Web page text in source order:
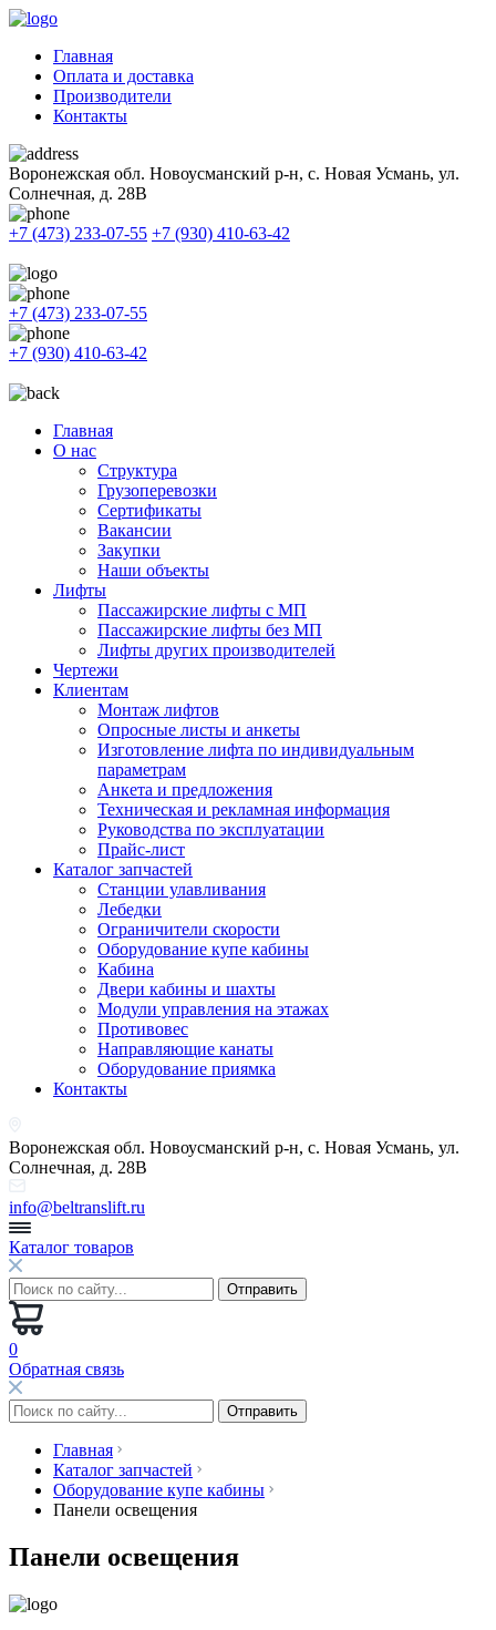
Главная
Оплата и доставка
Производители
Контакты
Воронежская обл. Новоусманский р-н, с. Новая Усмань, ул.
Солнечная, д. 28В
+7 (473) 233-07-55 +7 (930) 410-63-42
+7 (473) 233-07-55
+7 (930) 410-63-42
Главная
О нас
Структура
Грузоперевозки
Сертификаты
Вакансии
Закупки
Наши объекты
Лифты
Пассажирские лифты с МП
Пассажирские лифты без МП
Лифты других производителей
Чертежи
Клиентам
Монтаж лифтов
Опросные листы и анкеты
Изготовление лифта по индивидуальным
параметрам
Анкета и предложения
Техническая и рекламная информация
Руководства по эксплуатации
Прайс-лист
Каталог запчастей
Станции улавливания
Лебедки
Ограничители скорости
Оборудование купе кабины
Кабина
Двери кабины и шахты
Модули управления на этажах
Противовес
Направляющие канаты
Оборудование приямка
Контакты
Воронежская обл. Новоусманский р-н, с. Новая Усмань, ул.
Солнечная, д. 28В
info@beltranslift.ru
Каталог товаров
0
Обратная связь
Главная
Каталог запчастей
Оборудование купе кабины
Панели освещения
Панели освещения